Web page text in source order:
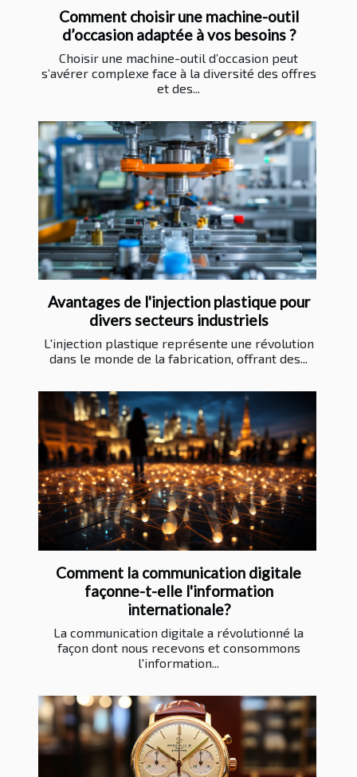
Comment choisir une machine-outil
d’occasion adaptée à vos besoins ?
Choisir une machine-outil d’occasion peut
s’avérer complexe face à la diversité des offres
et des...
Avantages de l'injection plastique pour
divers secteurs industriels
L'injection plastique représente une révolution
dans le monde de la fabrication, offrant des...
Comment la communication digitale
façonne-t-elle l'information
internationale?
La communication digitale a révolutionné la
façon dont nous recevons et consommons
l'information...